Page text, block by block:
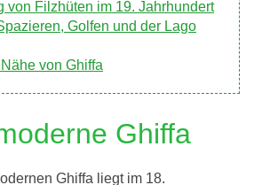
von Filzhüten im 19. Jahrhundert
Golfen und der Lago
von Ghiffa
Ghiffa
Ghiffa liegt im 18.